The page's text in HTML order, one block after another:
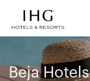
Beja